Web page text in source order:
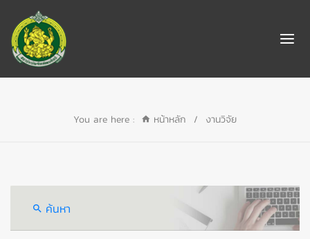
You are here : หน้าหลัก / งานวิจัย
ค้นหา